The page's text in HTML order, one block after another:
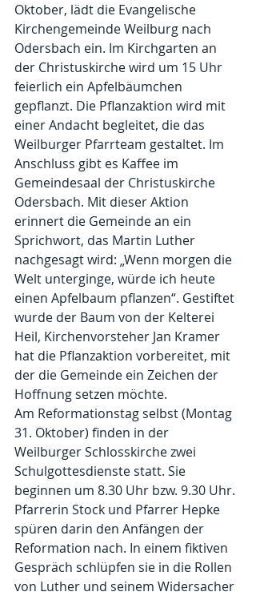
Oktober, lädt die Evangelische
Kirchengemeinde Weilburg nach
Odersbach ein. Im Kirchgarten an
der Christuskirche wird um 15 Uhr
feierlich ein Apfelbäumchen
gepflanzt. Die Pflanzaktion wird mit
einer Andacht begleitet, die das
Weilburger Pfarrteam gestaltet. Im
Anschluss gibt es Kaffee im
Gemeindesaal der Christuskirche
Odersbach. Mit dieser Aktion
erinnert die Gemeinde an ein
Sprichwort, das Martin Luther
nachgesagt wird: „Wenn morgen die
Welt unterginge, würde ich heute
einen Apfelbaum pflanzen“. Gestiftet
wurde der Baum von der Kelterei
Heil, Kirchenvorsteher Jan Kramer
hat die Pflanzaktion vorbereitet, mit
der die Gemeinde ein Zeichen der
Hoffnung setzen möchte.
Am Reformationstag selbst (Montag
31. Oktober) finden in der
Weilburger Schlosskirche zwei
Schulgottesdienste statt. Sie
beginnen um 8.30 Uhr bzw. 9.30 Uhr.
Pfarrerin Stock und Pfarrer Hepke
spüren darin den Anfängen der
Reformation nach. In einem fiktiven
Gespräch schlüpfen sie in die Rollen
von Luther und seinem Widersacher